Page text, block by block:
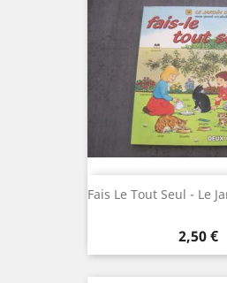
Fais Le Tout Seul - Le
Prix
2,50 €